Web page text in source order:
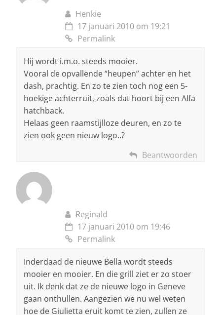
Henkie
17 januari 2010 om 19:21
Permalink
Hij wordt i.m.o. steeds mooier.
Vooral de opvallende “heupen” achter en het
dash, prachtig. En zo te zien toch nog een 5-
hoekige achterruit, zoals dat hoort bij een Alfa
hatchback.
Helaas geen raamstijlloze deuren, en zo te
zien ook geen nieuw logo..?
Beantwoorden
Reginald
17 januari 2010 om 19:46
Permalink
Inderdaad de nieuwe Bella wordt steeds
mooier en mooier. En die grill ziet er zo stoer
uit. Ik denk dat ze de nieuwe logo in Geneve
gaan onthullen. Aangezien we nu wel weten
hoe de Giulietta eruit komt te zien, zullen ze